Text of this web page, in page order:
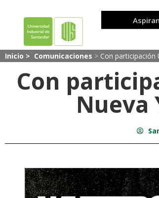
Inicio > Comunicaciones > Con participación
Con
Nueva